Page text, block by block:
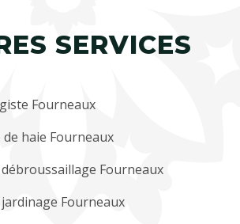
SERVICES
Fourneaux
haie Fourneaux
Fourneaux
Fourneaux